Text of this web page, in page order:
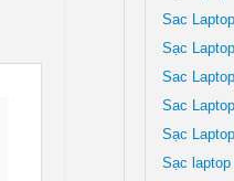
Sac
Sạc
Sac
Sac
Sạc
Sạc laptop